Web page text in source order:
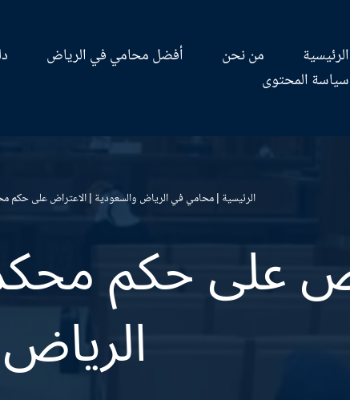
الرئيسية من نحن أفضل محامي في الرياض
سياسة المحتوى
الرئيسية |محامي في الرياض والسعودية |الاعتراض على حكم
على حكم
الرياض